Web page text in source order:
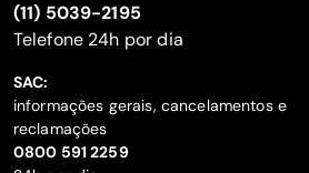
(11) 5039-2195
‍Telefone 24h por dia
SAC:
informações gerais, cancelamentos e
reclamações
‍0800 591 2259